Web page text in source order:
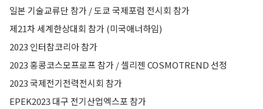
일본 기술교류단 참가 / 도쿄 국제포럼 전시회 참가
제21차 세계한상대회 참가 (미국애너하임)
2023 인터참코리아 참가
2023 홍콩코스모프로프 참가 / 셀리젠 COSMOTREND 선정
2023 국제전기전력전시회 참가
EPEK2023 대구 전기산업엑스포 참가